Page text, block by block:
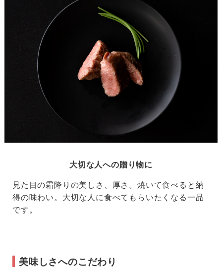
大切な人への贈り物に
見た目の霜降りの美しさ、厚さ。焼いて食べると納
得の味わい。大切な人に食べてもらいたくなる一品
です。
美味しさへのこだわり